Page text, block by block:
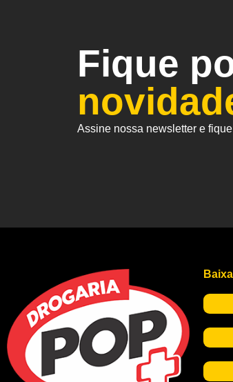
Fique
Assine nossa newsletter e